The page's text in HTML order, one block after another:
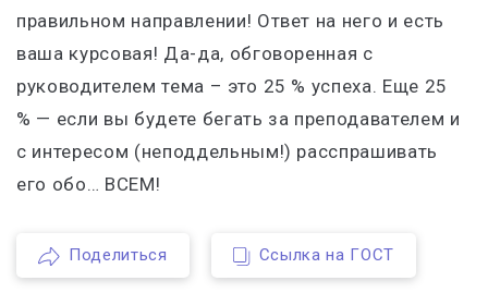
правильном направлении! Ответ на него и есть
ваша курсовая! Да-да, обговоренная с
руководителем тема – это 25 % успеха. Еще 25
% — если вы будете бегать за преподавателем и
с интересом (неподдельным!) расспрашивать
его обо… ВСЕМ!
Поделиться Ссылка на ГОСТ